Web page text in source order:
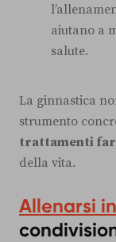
aiutano a
salute.
La ginnastica
strumento
trattamenti
della vita.
Allenarsi